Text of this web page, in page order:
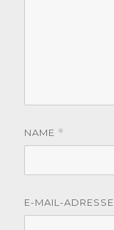
NAME *
E-MAIL-ADRESSE